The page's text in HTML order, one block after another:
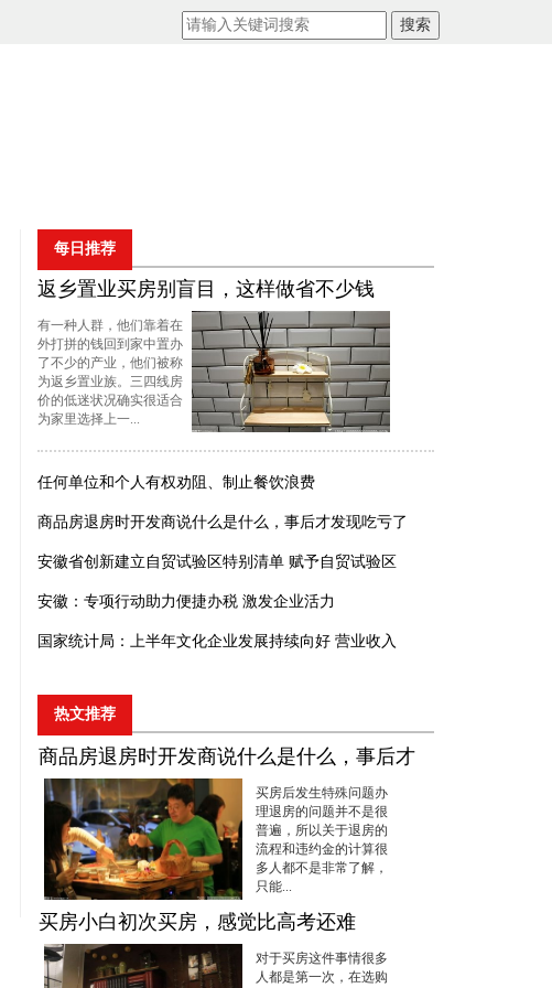
搜索
每日推荐
返乡置业买房别盲目，这样做省不少钱
有一种人群，他们靠着在
外打拼的钱回到家中置办
了不少的产业，他们被称
为返乡置业族。三四线房
价的低迷状况确实很适合
为家里选择上一...
任何单位和个人有权劝阻、制止餐饮浪费
商品房退房时开发商说什么是什么，事后才发现吃亏了
安徽省创新建立自贸试验区特别清单 赋予自贸试验区
安徽：专项行动助力便捷办税 激发企业活力
国家统计局：上半年文化企业发展持续向好 营业收入
热文推荐
商品房退房时开发商说什么是什么，事后才
买房后发生特殊问题办
理退房的问题并不是很
普遍，所以关于退房的
流程和违约金的计算很
多人都不是非常了解，
只能...
买房小白初次买房，感觉比高考还难
对于买房这件事情很多
人都是第一次，在选购